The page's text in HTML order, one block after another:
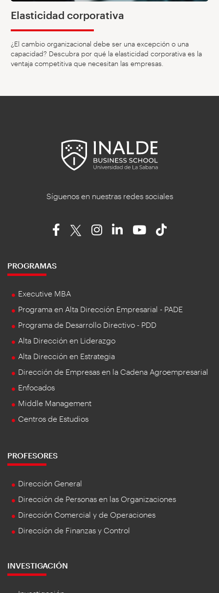
Elasticidad corporativa
¿El cambio organizacional debe ser una excepción o una
capacidad? Descubra por qué la elasticidad corporativa es la
ventaja competitiva que necesitan las empresas.
Síguenos en nuestras redes sociales
PROGRAMAS
Executive MBA
Programa en Alta Dirección Empresarial - PADE
Programa de Desarrollo Directivo - PDD
Alta Dirección en Liderazgo
Alta Dirección en Estrategia
Dirección de Empresas en la Cadena Agroempresarial
Enfocados
Middle Management
Centros de Estudios
PROFESORES
Dirección General
Dirección de Personas en las Organizaciones
Dirección Comercial y de Operaciones
Dirección de Finanzas y Control
INVESTIGACIÓN